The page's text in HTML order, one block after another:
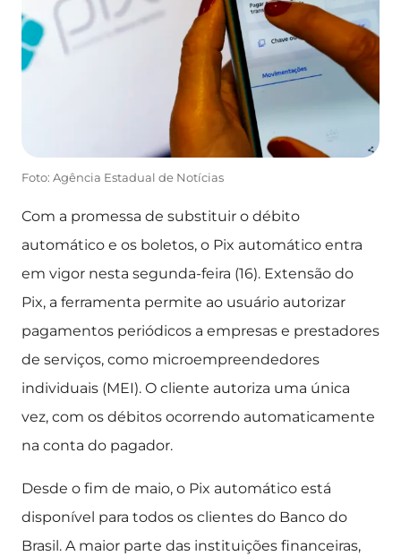
Foto: Agência Estadual de Notícias
Com a promessa de substituir o débito
automático e os boletos, o Pix automático entra
em vigor nesta segunda-feira (16). Extensão do
Pix, a ferramenta permite ao usuário autorizar
pagamentos periódicos a empresas e prestadores
de serviços, como microempreendedores
individuais (MEI). O cliente autoriza uma única
vez, com os débitos ocorrendo automaticamente
na conta do pagador.
Desde o fim de maio, o Pix automático está
disponível para todos os clientes do Banco do
Brasil. A maior parte das instituições financeiras,